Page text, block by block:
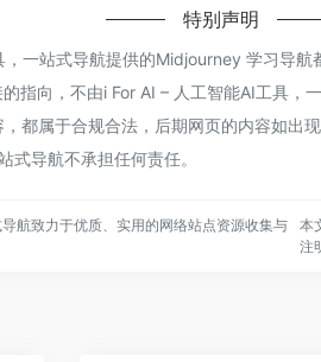
特别声明
，一站式导航提供的Midjourney 学习导
指向，不由i For AI – 人工智能AI工具，
都属于合规合法，后期网页的内容如出
式导航不承担任何责任。
航致力于优质、实用的网络站点资源收集与
本
注